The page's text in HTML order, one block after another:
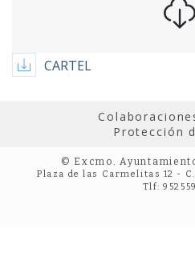
CARTEL
Protección
© Excmo.
Plaza de las Carmelitas 12 -
Tlf: